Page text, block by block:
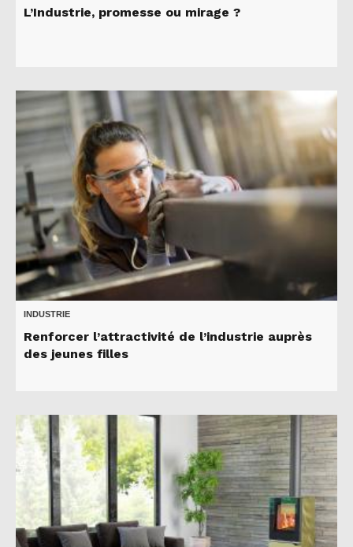
L’Industrie, promesse ou mirage ?
INDUSTRIE
Renforcer l’attractivité de l’industrie auprès
des jeunes filles